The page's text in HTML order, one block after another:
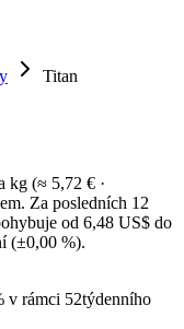
Titan
kg (≈ 5,72 € ·
Za posledních 12
od 6,48 US$ do
(±0,00 %).
v rámci 52týdenního